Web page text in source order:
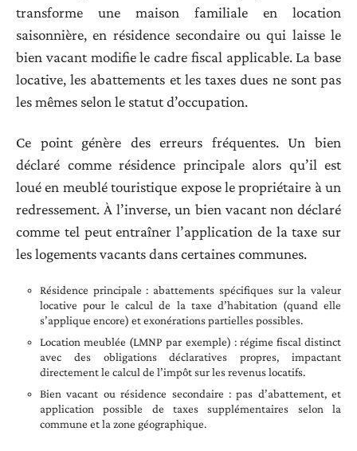
transforme une maison familiale en location
saisonnière, en résidence secondaire ou qui laisse le
bien vacant modifie le cadre fiscal applicable. La base
locative, les abattements et les taxes dues ne sont pas
les mêmes selon le statut d’occupation.
Ce point génère des erreurs fréquentes. Un bien
déclaré comme résidence principale alors qu’il est
loué en meublé touristique expose le propriétaire à un
redressement. À l’inverse, un bien vacant non déclaré
comme tel peut entraîner l’application de la taxe sur
les logements vacants dans certaines communes.
Résidence principale : abattements spécifiques sur la valeur
locative pour le calcul de la taxe d’habitation (quand elle
s’applique encore) et exonérations partielles possibles.
Location meublée (LMNP par exemple) : régime fiscal distinct
avec des obligations déclaratives propres, impactant
directement le calcul de l’impôt sur les revenus locatifs.
Bien vacant ou résidence secondaire : pas d’abattement, et
application possible de taxes supplémentaires selon la
commune et la zone géographique.